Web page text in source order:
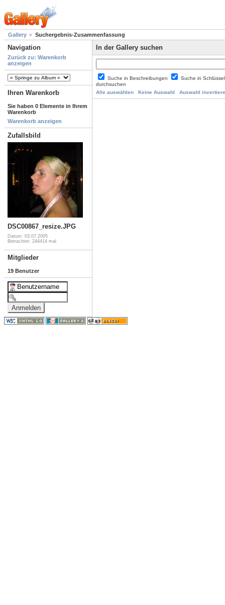
Gallery Suchergebnis-Zusammenfassung
Navigation
Zurück zu: Warenkorb
anzeigen
Ihren Warenkorb
Sie haben 0 Elemente in Ihrem
Warenkorb
Warenkorb anzeigen
Zufallsbild
DSC00867_resize.JPG
Datum: 03.07.2005
Betrachtet: 244414 mal
Mitglieder
19 Benutzer
In der Gallery suchen
Suche in Beschreibungen
Suche in
durchsuchen
Alle auswählen
Keine Auswahl Auswahl